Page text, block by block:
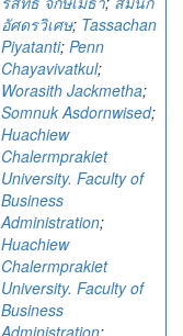
อัศดรวิเศษ; Tassachan
Piyatanti; Penn
Chayavivatkul;
Worasith Jackmetha;
Somnuk Asdornwised;
Huachiew
Chalermprakiet
University. Faculty of
Business
Administration;
Huachiew
Chalermprakiet
University. Faculty of
Business
Administration;